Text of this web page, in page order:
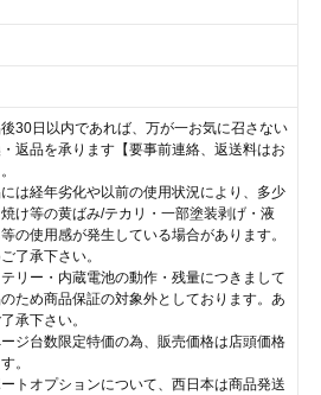
30日以内であれば、万が一お気に召さない
返品を承ります【要事前連絡、返送料はお
は経年劣化や以前の使用状況により、多少
け等の黄ばみ/テカリ・一部塗装剥げ・液
の使用感が発生している場合があります。
了承下さい。
リー・内蔵電池の動作・残量につきまして
ため商品保証の対象外としております。あ
承下さい。
ジ台数限定特価の為、販売価格は店頭価格
。
トオプションについて、西日本は商品発送